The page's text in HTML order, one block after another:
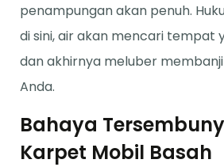
penampungan akan penuh.
di sini, air akan mencari tempat
dan akhirnya meluber
Anda.
Bahaya
Karpet Mobil Basah